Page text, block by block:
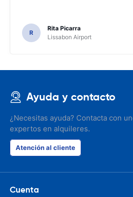
R
Rita Picarra
Lissabon Airport
Ayuda y contacto
¿Necesitas ayuda? Contacta con
expertos en alquileres.
Atención al cliente
Cuenta